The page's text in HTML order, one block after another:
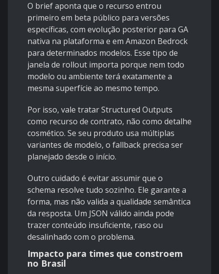
O brief aponta que o recurso entrou
primeiro em beta público para versões
específicas, com evolução posterior para GA
nativa na plataforma e em Amazon Bedrock
para determinados modelos. Esse tipo de
janela de rollout importa porque nem todo
modelo ou ambiente terá exatamente a
mesma superfície ao mesmo tempo.
Por isso, vale tratar Structured Outputs
como recurso de contrato, não como detalhe
cosmético. Se seu produto usa múltiplas
variantes de modelo, o fallback precisa ser
planejado desde o início.
Outro cuidado é evitar assumir que o
schema resolve tudo sozinho. Ele garante a
forma, mas não valida a qualidade semântica
da resposta. Um JSON válido ainda pode
trazer conteúdo insuficiente, raso ou
desalinhado com o problema.
Impacto para times que constroem
no Brasil